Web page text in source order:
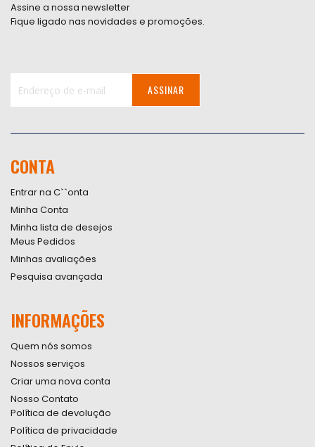
Assine a nossa newsletter
Fique ligado nas novidades e promoções.
Newsletter:
ASSINAR
CONTA
Entrar na C``onta
Minha Conta
Minha lista de desejos
Meus Pedidos
Minhas avaliações
Pesquisa avançada
INFORMAÇÕES
Quem nós somos
Nossos serviços
Criar uma nova conta
Nosso Contato
Política de devolução
Política de privacidade